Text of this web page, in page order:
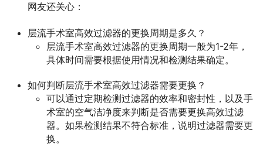
网友还关心：
层流手术室高效过滤器的更换周期是多久？
层流手术室高效过滤器的更换周期一般为1-2年，
具体时间需要根据使用情况和检测结果确定。
如何判断层流手术室高效过滤器需要更换？
可以通过定期检测过滤器的效率和密封性，以及手
术室的空气洁净度来判断是否需要更换高效过滤
器。如果检测结果不符合标准，说明过滤器需要更
换。